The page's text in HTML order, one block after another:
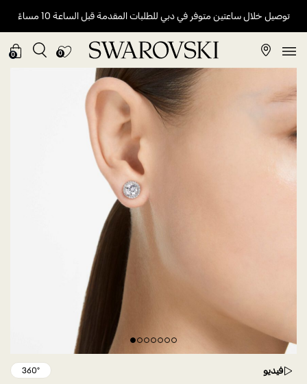
توصيل خلال ساعتين متوفر في دبي للطلبات المقدمة قبل الساعة 10 مساءً
0
0
فيديو